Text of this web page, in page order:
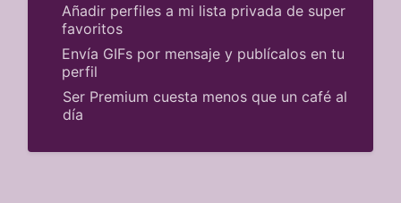
Añadir perfiles a mi lista privada de super
favoritos
Envía GIFs por mensaje y publícalos en tu
perfil
Ser Premium cuesta menos que un café al
día